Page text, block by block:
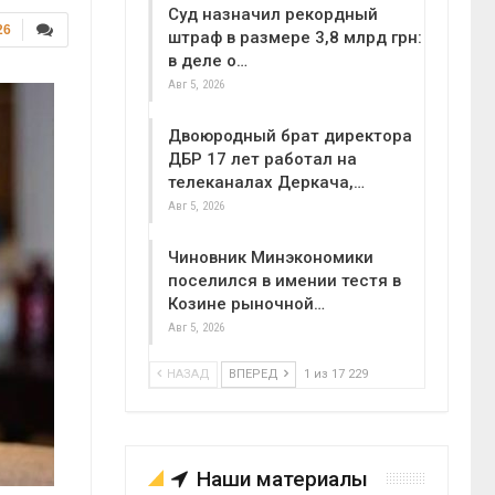
Суд назначил рекордный
штраф в размере 3,8 млрд грн:
в деле о…
Авг 5, 2026
Двоюродный брат директора
ДБР 17 лет работал на
телеканалах Деркача,…
Авг 5, 2026
Чиновник Минэкономики
поселился в имении тестя в
Козине рыночной…
Авг 5, 2026
НАЗАД ВПЕРЕД 1 из 17 229
Наши материалы